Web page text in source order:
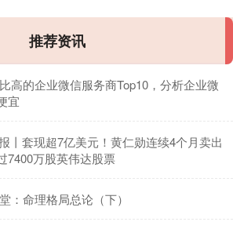
推荐资讯
高的企业微信服务商Top10，分析企业微
宜
丨套现超7亿美元！黄仁勋连续4个月卖出
7400万股英伟达股票
：命理格局总论（下）